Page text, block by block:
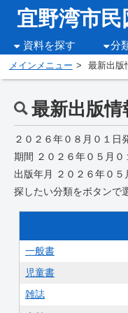
宜野湾市民
資料を探す 分
メインメニュー 最新出版
最新出版
２０２６年０８月０１日
期間 ２０２６年０５月
出版年月 ２０２６年０５
探したい分類をボタンで
一般書
児童書
雑誌